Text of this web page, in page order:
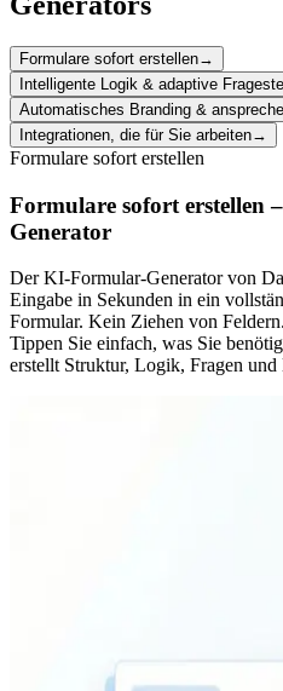
Formulare sofort erstellen→
Intelligente Logik & adaptive
Automatisches Branding &
Integrationen, die für Sie arbeiten→
Formulare sofort erstellen
Formulare sofort erstellen
Generator
Der KI-Formular-Generator von
Eingabe in Sekunden in ein
Formular. Kein Ziehen von
Tippen Sie einfach, was Sie
erstellt Struktur, Logik, Fragen und